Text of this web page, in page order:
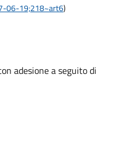
06-19;218~art6)
adesione a seguito di